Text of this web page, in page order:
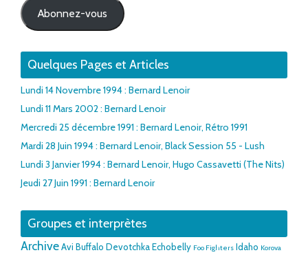
Abonnez-vous
Quelques Pages et Articles
Lundi 14 Novembre 1994 : Bernard Lenoir
Lundi 11 Mars 2002 : Bernard Lenoir
Mercredi 25 décembre 1991 : Bernard Lenoir, Rétro 1991
Mardi 28 Juin 1994 : Bernard Lenoir, Black Session 55 - Lush
Lundi 3 Janvier 1994 : Bernard Lenoir, Hugo Cassavetti (The Nits)
Jeudi 27 Juin 1991 : Bernard Lenoir
Groupes et interprètes
ArchiveAvi Buffalo DevotchkaEchobelly Foo Fighters Idaho Korova